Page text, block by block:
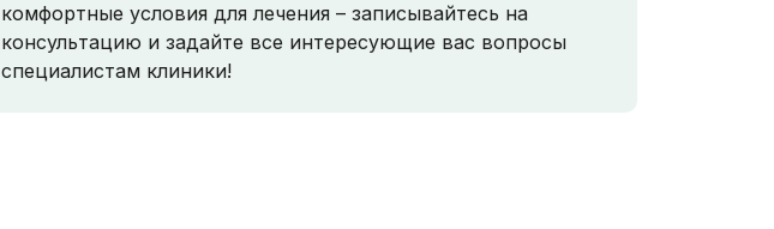
комфортные условия для лечения – записывайтесь на
консультацию и задайте все интересующие вас вопросы
специалистам клиники!